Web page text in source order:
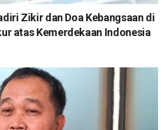
Zikir dan Doa Kebangsaan di
atas Kemerdekaan Indonesia